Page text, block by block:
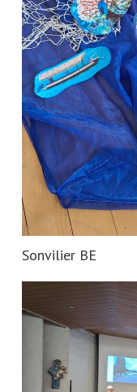
Sonvilier BE